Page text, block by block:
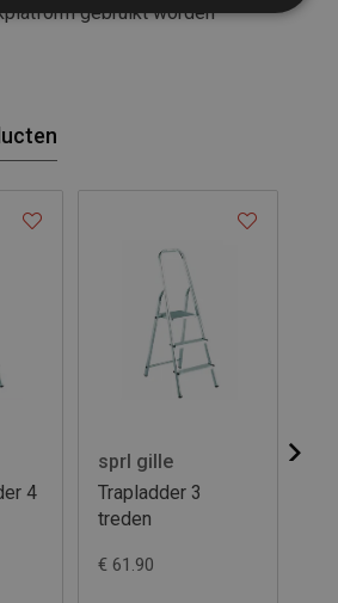
gebruikt worden
4
sprl gille
Trapladder 3
treden
€ 61.90